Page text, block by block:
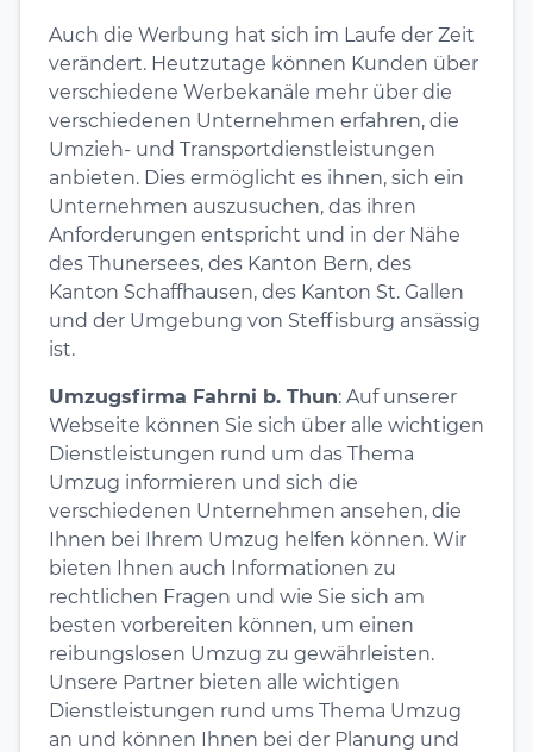
Auch die Werbung hat sich im Laufe der Zeit
verändert. Heutzutage können Kunden über
verschiedene Werbekanäle mehr über die
verschiedenen Unternehmen erfahren, die
Umzieh- und Transportdienstleistungen
anbieten. Dies ermöglicht es ihnen, sich ein
Unternehmen auszusuchen, das ihren
Anforderungen entspricht und in der Nähe
des Thunersees, des Kanton Bern, des
Kanton Schaffhausen, des Kanton St. Gallen
und der Umgebung von Steffisburg ansässig
ist.
Umzugsfirma Fahrni b. Thun: Auf unserer
Webseite können Sie sich über alle wichtigen
Dienstleistungen rund um das Thema
Umzug informieren und sich die
verschiedenen Unternehmen ansehen, die
Ihnen bei Ihrem Umzug helfen können. Wir
bieten Ihnen auch Informationen zu
rechtlichen Fragen und wie Sie sich am
besten vorbereiten können, um einen
reibungslosen Umzug zu gewährleisten.
Unsere Partner bieten alle wichtigen
Dienstleistungen rund ums Thema Umzug
an und können Ihnen bei der Planung und